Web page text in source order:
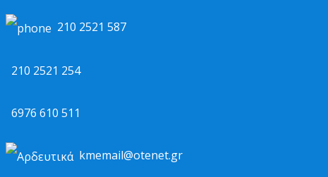
210 2521 587
210 2521 254
6976 610 511
kmemail@otenet.gr